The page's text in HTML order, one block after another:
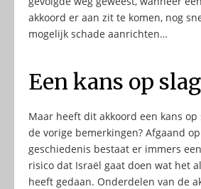
akkoord er aan zit te komen, nog
mogelijk schade aanrichten…
Een kans op
Maar heeft dit akkoord een kans op
de vorige bemerkingen? Afgaand
geschiedenis bestaat er immers
risico dat Israël gaat doen wat het
heeft gedaan. Onderdelen van de